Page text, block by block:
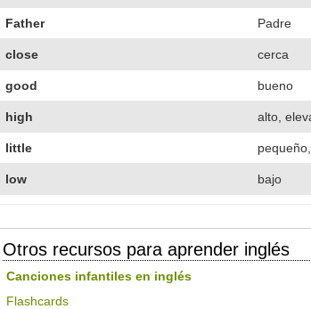
Father Padre
close cerca
good bueno
high alto,
little
low bajo
Otros recursos para aprender inglés
Canciones infantiles en inglés
Flashcards